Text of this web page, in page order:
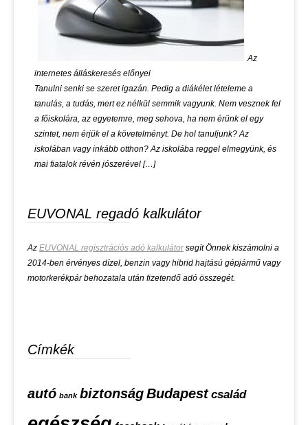
Az
internetes álláskeresés előnyei
Tanulni senki se szeret igazán. Pedig a diákélet lételeme a
tanulás, a tudás, mert ez nélkül semmik vagyunk. Nem vesznek fel
a főiskolára, az egyetemre, meg sehova, ha nem érünk el egy
szintet, nem érjük el a követelményt. De hol tanuljunk? Az
iskolában vagy inkább otthon? Az iskolába reggel elmegyünk, és
mai fiatalok révén jószerével […]
EUVONAL regadó kalkulátor
Az EUVONAL regisztrációs adó kalkulátorsegít Önnek kiszámolni a
2014-ben érvényes dízel, benzin vagy hibrid hajtású gépjármű vagy
motorkerékpár behozatala után fizetendő adó összegét.
Címkék
autó bank biztonságBudapest család